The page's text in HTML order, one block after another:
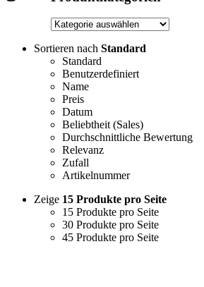
Sortieren nach Standard
Standard
Benutzerdefiniert
Name
Preis
Datum
Beliebtheit (Sales)
Durchschnittliche Bewertung
Relevanz
Zufall
Artikelnummer
Zeige 15 Produkte pro Seite
15 Produkte pro Seite
30 Produkte pro Seite
45 Produkte pro Seite